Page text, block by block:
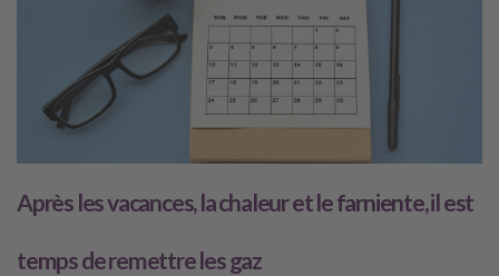
Après les vacances, la chaleur et le farniente, il est
temps de remettre les gaz